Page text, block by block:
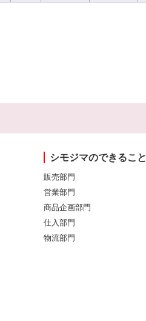
シモジマのできること
販売部門
営業部門
商品企画部門
仕入部門
物流部門